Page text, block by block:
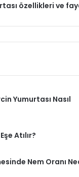
özellikleri ve
Yumurtası Nasıl
Atılır?
Nem Oranı